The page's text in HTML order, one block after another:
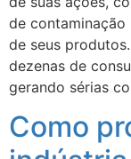
de contaminação
de seus
dezenas de
gerando sérias
Como